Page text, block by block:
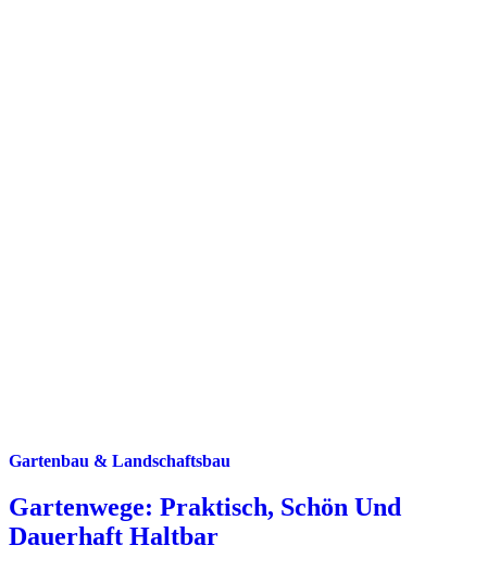
Gartenbau & Landschaftsbau
Gartenwege: Praktisch, Schön Und
Dauerhaft Haltbar